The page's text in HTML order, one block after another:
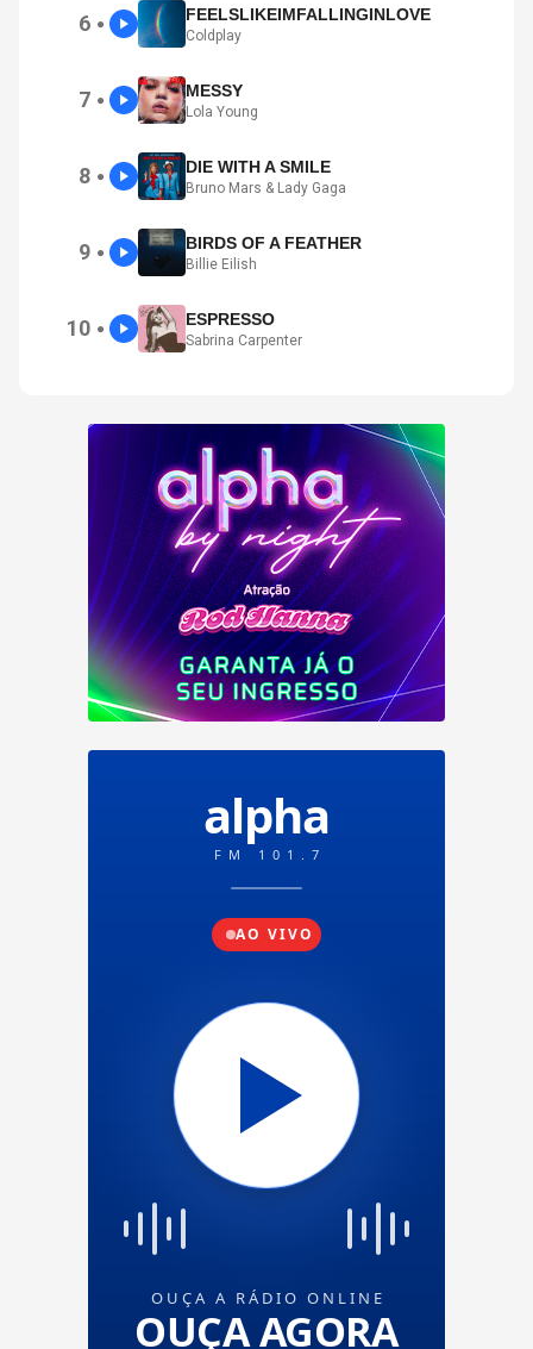
6 ● FEELSLIKEIMFALLINGINLOVE
Coldplay
7 ● MESSY
Lola Young
8 ● DIE WITH A SMILE
Bruno Mars & Lady Gaga
9 ● BIRDS OF A FEATHER
Billie Eilish
10 ● ESPRESSO
Sabrina Carpenter